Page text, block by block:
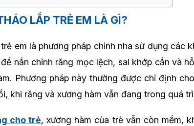
LẮP TRẺ EM LÀ GÌ?
em là phương pháp chỉnh nha sử dụng các
nắn chỉnh răng mọc lệch, sai khớp cắn và
Phương pháp này thường được chỉ định
khi răng và xương hàm vẫn đang trong quá
cho trẻ, xương hàm của trẻ vẫn còn mềm,